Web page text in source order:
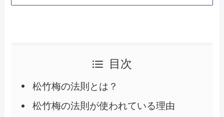
目次
松竹梅の法則とは？
松竹梅の法則が使われている理由